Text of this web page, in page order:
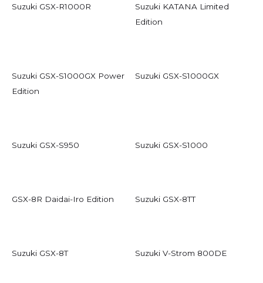
Suzuki GSX-R1000R
Suzuki KATANA Limited
Edition
Suzuki GSX-S1000GX Power
Edition
Suzuki GSX-S1000GX
Suzuki GSX-S950 Suzuki GSX-S1000
GSX-8R Daidai-Iro Edition Suzuki GSX-8TT
Suzuki GSX-8T Suzuki V-Strom 800DE